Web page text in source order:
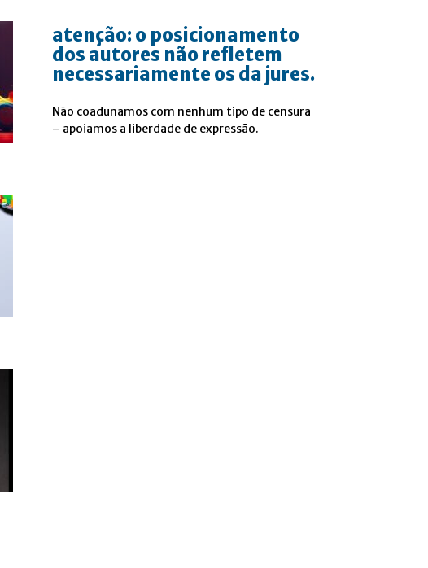
atenção: o posicionamento
dos autores não refletem
necessariamente os da jures.
Não coadunamos com nenhum tipo de censura
– apoiamos a liberdade de expressão.